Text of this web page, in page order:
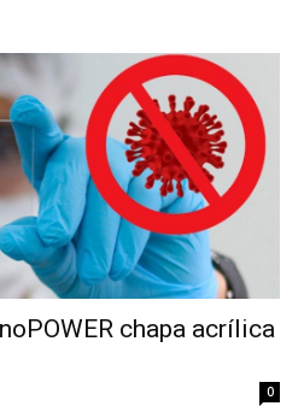
chapa acrílica
0